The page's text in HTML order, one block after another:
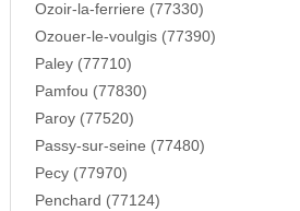
Ozoir-la-ferriere (77330)
Ozouer-le-voulgis (77390)
Paley (77710)
Pamfou (77830)
Paroy (77520)
Passy-sur-seine (77480)
Pecy (77970)
Penchard (77124)